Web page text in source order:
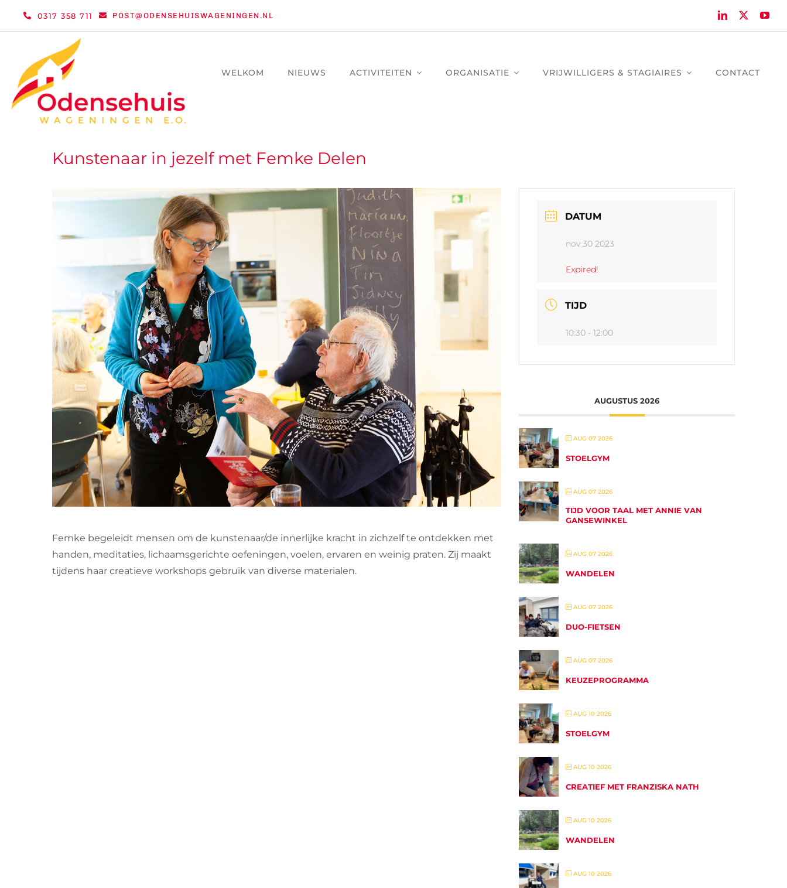
0317 358 711 POST@ODENSEHUISWAGENINGEN.NL
WELKOM NIEUWS ACTIVITEITEN ORGANISATIE VRIJWILLIGERS & STAGIAIRES CONTACT
Kunstenaar in jezelf met Femke Delen
Femke begeleidt mensen om de kunstenaar/de innerlijke kracht in zichzelf te ontdekken met
handen, meditaties, lichaamsgerichte oefeningen, voelen, ervaren en weinig praten. Zij maakt
tijdens haar creatieve workshops gebruik van diverse materialen.
DATUM
nov 30 2023
Expired!
TIJD
10:30 - 12:00
AUGUSTUS 2026
AUG 07 2026
STOELGYM
AUG 07 2026
TIJD VOOR TAAL MET ANNIE VAN
GANSEWINKEL
AUG 07 2026
WANDELEN
AUG 07 2026
DUO-FIETSEN
AUG 07 2026
KEUZEPROGRAMMA
AUG 10 2026
STOELGYM
AUG 10 2026
CREATIEF MET FRANZISKA NATH
AUG 10 2026
WANDELEN
AUG 10 2026